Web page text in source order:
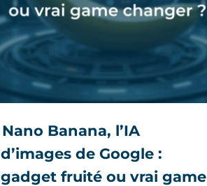
Nano Banana, l’IA
d’images de Google :
gadget fruité ou vrai game